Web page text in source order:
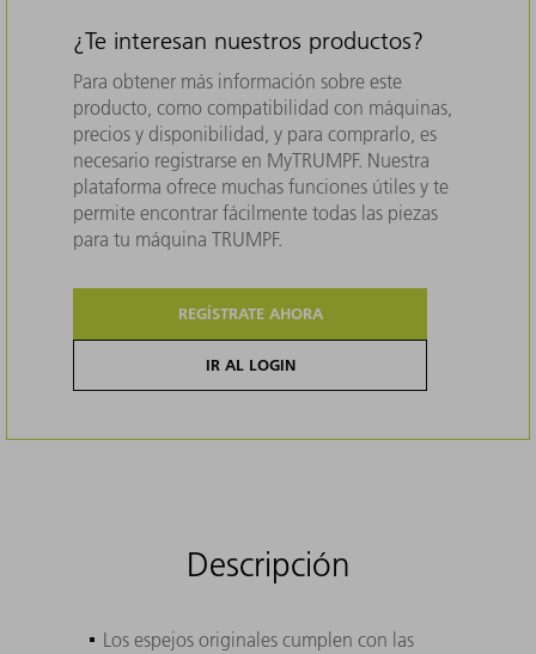
¿Te interesan nuestros productos?
Para obtener más información sobre este
producto, como compatibilidad con máquinas,
precios y disponibilidad, y para comprarlo, es
necesario registrarse en MyTRUMPF. Nuestra
plataforma ofrece muchas funciones útiles y te
permite encontrar fácilmente todas las piezas
para tu máquina TRUMPF.
REGÍSTRATE AHORA
IR AL LOGIN
Descripción
Los espejos originales cumplen con las